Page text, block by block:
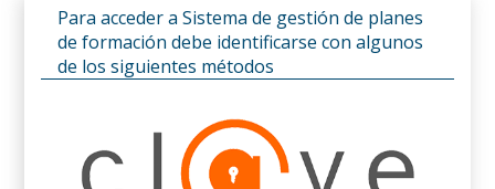
Para acceder a Sistema de gestión de planes
de formación debe identificarse con algunos
de los siguientes métodos